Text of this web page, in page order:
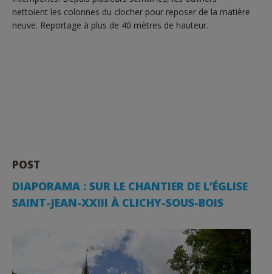
nettoient les colonnes du clocher pour reposer de la matière
neuve. Reportage à plus de 40 mètres de hauteur.
POST
DIAPORAMA : SUR LE CHANTIER DE L’ÉGLISE
SAINT-JEAN-XXIII À CLICHY-SOUS-BOIS